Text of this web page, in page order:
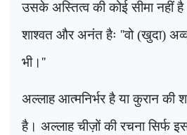
उसके अस्तित्व की कोई सीमा नहीं है।
शाश्वत और अनंत हैः ''वो (खुदा)
भी।''
अल्लाह आत्मनिर्भर है या कुरान की
है। अल्लाह चीज़ों की रचना सिर्फ